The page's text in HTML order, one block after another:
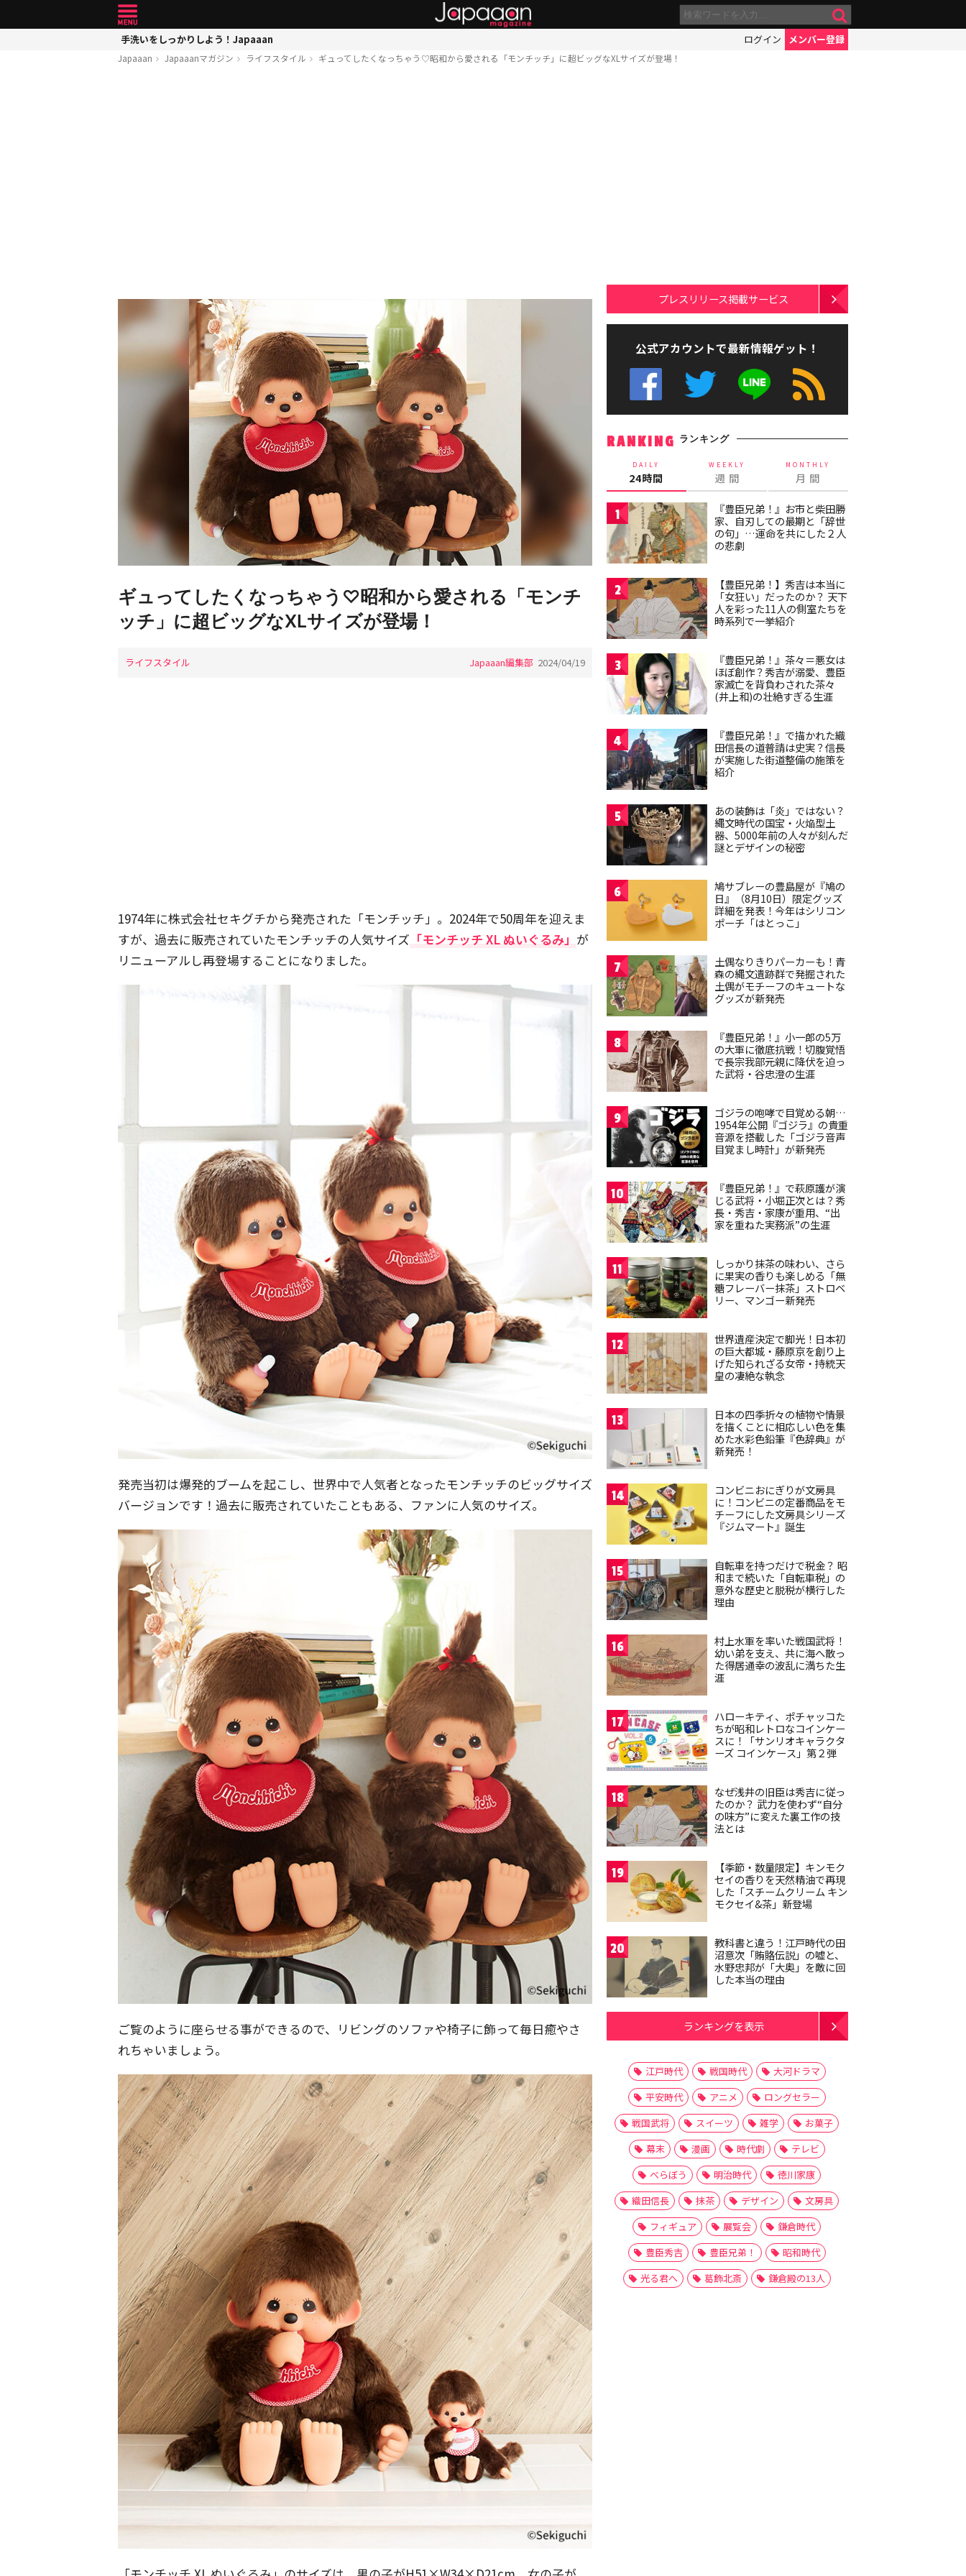
手洗いをしっかりしよう！Japaaan ログイン メンバー登録
Japaaan Japaaanマガジン ライフスタイル ギュってしたくなっちゃう♡昭和から愛される「モンチッチ」に超ビッグなXLサイズが登場！
ギュってしたくなっちゃう♡昭和から愛される「モンチ
ッチ」に超ビッグなXLサイズが登場！
ライフスタイル Japaaan編集部 2024/04/19
1974年に株式会社セキグチから発売された「モンチッチ」。2024年で50周年を迎えま
すが、過去に販売されていたモンチッチの人気サイズ 「モンチッチ XL ぬいぐるみ」 が
リニューアルし再登場することになりました。
発売当初は爆発的ブームを起こし、世界中で人気者となったモンチッチのビッグサイズ
バージョンです！過去に販売されていたこともある、ファンに人気のサイズ。
ご覧のように座らせる事ができるので、リビングのソファや椅子に飾って毎日癒やさ
れちゃいましょう。
プレスリリース掲載サービス
公式アカウントで最新情報ゲット！
RANKING ランキング
DAILY
24時間
WEEKLY
週 間
MONTHLY
月 間
1
『豊臣兄弟！』お市と柴田勝
家、自刃しての最期と「辞世
の句」…運命を共にした２人
の悲劇
2
【豊臣兄弟！】秀吉は本当に
「女狂い」だったのか？ 天下
人を彩った11人の側室たちを
時系列で一挙紹介
3
『豊臣兄弟！』茶々＝悪女は
ほぼ創作？秀吉が溺愛、豊臣
家滅亡を背負わされた茶々
(井上和)の壮絶すぎる生涯
4
『豊臣兄弟！』で描かれた織
田信長の道普請は史実？信長
が実施した街道整備の施策を
紹介
5
あの装飾は「炎」ではない？
縄文時代の国宝・火焔型土
器、5000年前の人々が刻んだ
謎とデザインの秘密
6
鳩サブレーの豊島屋が『鳩の
日』（8月10日）限定グッズ
詳細を発表！今年はシリコン
ポーチ「はとっこ」
7
土偶なりきりパーカーも！青
森の縄文遺跡群で発掘された
土偶がモチーフのキュートな
グッズが新発売
8
『豊臣兄弟！』小一郎の5万
の大軍に徹底抗戦！切腹覚悟
で長宗我部元親に降伏を迫っ
た武将・谷忠澄の生涯
9
ゴジラの咆哮で目覚める朝…
1954年公開『ゴジラ』の貴重
音源を搭載した「ゴジラ音声
目覚まし時計」が新発売
10
『豊臣兄弟！』で萩原護が演
じる武将・小堀正次とは？秀
長・秀吉・家康が重用、“出
家を重ねた実務派”の生涯
11
しっかり抹茶の味わい、さら
に果実の香りも楽しめる「無
糖フレーバー抹茶」ストロベ
リー、マンゴー新発売
12
世界遺産決定で脚光！日本初
の巨大都城・藤原京を創り上
げた知られざる女帝・持統天
皇の凄絶な執念
13
日本の四季折々の植物や情景
を描くことに相応しい色を集
めた水彩色鉛筆『色辞典』が
新発売！
14
コンビニおにぎりが文房具
に！コンビニの定番商品をモ
チーフにした文房具シリーズ
『ジムマート』誕生
15
自転車を持つだけで税金？ 昭
和まで続いた「自転車税」の
意外な歴史と脱税が横行した
理由
16
村上水軍を率いた戦国武将！
幼い弟を支え、共に海へ散っ
た得居通幸の波乱に満ちた生
涯
17
ハローキティ、ポチャッコた
ちが昭和レトロなコインケー
スに！「サンリオキャラクタ
ーズ コインケース」第２弾
18
なぜ浅井の旧臣は秀吉に従っ
たのか？ 武力を使わず“自分
の味方”に変えた裏工作の技
法とは
19
【季節・数量限定】キンモク
セイの香りを天然精油で再現
した「スチームクリーム キン
モクセイ&茶」新登場
20
教科書と違う！江戸時代の田
沼意次「賄賂伝説」の嘘と、
水野忠邦が「大奥」を敵に回
した本当の理由
ランキングを表示
江戸時代 戦国時代
大河ドラマ
平安時代
アニメ
ロングセラー
戦国武将
スイーツ 雑学
お菓子
幕末
漫画 時代劇
テレビ
べらぼう
明治時代
徳川家康
織田信長
抹茶 デザイン
文房具
フィギュア
展覧会
鎌倉時代
豊臣秀吉
豊臣兄弟！
昭和時代
光る君へ
葛飾北斎 鎌倉殿の13人